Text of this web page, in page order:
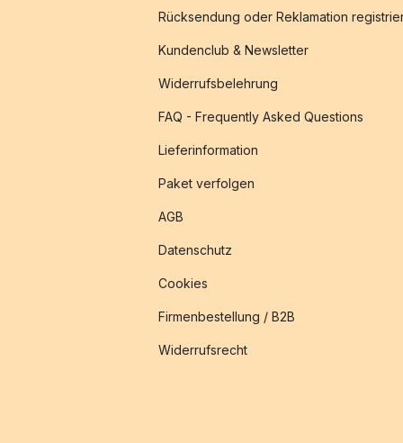
Rücksendung oder Reklamation
Kundenclub & Newsletter
Widerrufsbelehrung
FAQ - Frequently Asked Questions
Lieferinformation
Paket verfolgen
AGB
Datenschutz
Cookies
Firmenbestellung / B2B
Widerrufsrecht